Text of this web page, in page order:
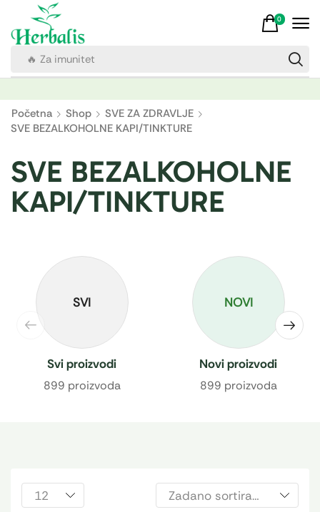
🔥 Za imunitet
0
Početna Shop
SVE ZA ZDRAVLJE
SVE BEZALKOHOLNE KAPI/TINKTURE
SVE BEZALKOHOLNE
KAPI/TINKTURE
SVI
Svi proizvodi
899 proizvoda
NOVI
Novi proizvodi
899 proizvoda